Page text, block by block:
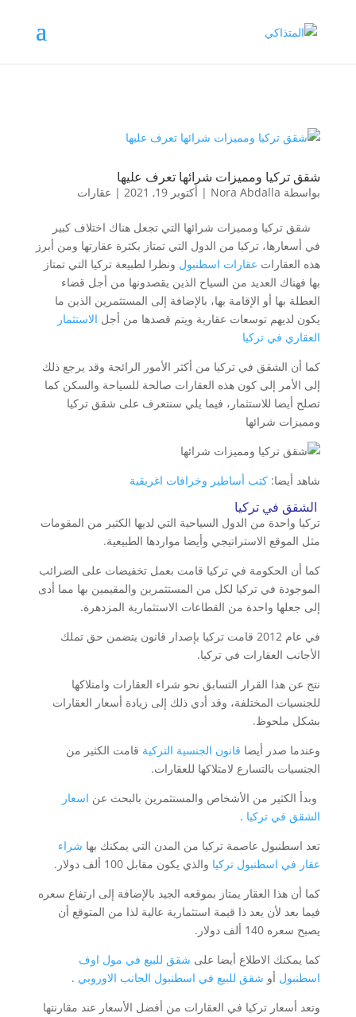
شقق تركيا ومميزات شرائها تعرف عليها
بواسطة Nora Abdalla
| أكتوبر 19, 2021 | عقارات
شقق تركيا ومميزات شرائها التي تجعل هناك اختلاف كبير
في أسعارها، تركيا من الدول التي تمتاز بكثرة عقارتها ومن أبرز
هذه العقارات عقارات اسطنبول ونظرا لطبيعة تركيا التي تمتاز
بها فهناك العديد من السياح الذين يقصدونها من أجل قضاء
العطلة بها أو الإقامة بها، بالإضافة إلى المستثمرين الذين ما
يكون لديهم توسعات عقارية ويتم قصدها من أجل الاستثمار
العقاري في تركيا
كما أن الشقق في تركيا من أكثر الأمور الرائجة وقد يرجع ذلك
إلى الأمر إلى كون هذه العقارات صالحة للسياحة والسكن كما
تصلح أيضا للاستثمار، فيما يلي سنتعرف على شقق تركيا
ومميزات شرائها
شاهد أيضا: كتب أساطير وخرافات اغريقية
الشقق في تركيا
تركيا واحدة من الدول السياحية التي لديها الكثير من المقومات
مثل الموقع الاستراتيجي وأيضا مواردها الطبيعية.
كما أن الحكومة في تركيا قامت بعمل تخفيضات على الضرائب
الموجودة في تركيا لكل من المستثمرين والمقيمين بها مما أدى
إلى جعلها واحدة من القطاعات الاستثمارية المزدهرة.
في عام 2012 قامت تركيا بإصدار قانون يتضمن حق تملك
الأجانب العقارات في تركيا.
نتج عن هذا القرار التسابق نحو شراء العقارات وامتلاكها
للجنسيات المختلفة، وقد أدي ذلك إلى زيادة أسعار العقارات
بشكل ملحوظ.
وعندما صدر أيضا قانون الجنسية التركية قامت الكثير من
الجنسيات بالتسارع لامتلاكها للعقارات.
وبدأ الكثير من الأشخاص والمستثمرين بالبحث عن اسعار
الشقق في تركيا .
تعد اسطنبول عاصمة تركيا من المدن التي يمكنك بها شراء
عقار في اسطنبول تركيا والذي يكون مقابل 100 ألف دولار.
كما أن هذا العقار يمتاز بموقعه الجيد بالإضافة إلى ارتفاع سعره
فيما بعد لأن يعد ذا قيمة استثمارية عالية لذا من المتوقع أن
يصبح سعره 140 ألف دولار.
كما يمكنك الاطلاع أيضا على شقق للبيع في مول اوف
اسطنبول أو شقق للبيع في اسطنبول الجانب الاوروبي .
وتعد أسعار تركيا في العقارات من أفضل الأسعار عند مقارنتها